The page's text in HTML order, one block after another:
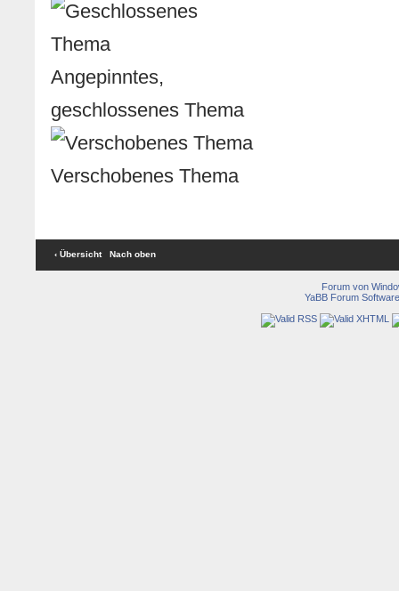
Angepinntes,
geschlossenes Thema
Verschobenes Thema
‹ Übersicht Nach oben
Forum von
YaBB Forum Software